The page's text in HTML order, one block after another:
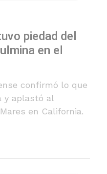
piedad del
en el
confirmó lo que
y aplastó al
en California.